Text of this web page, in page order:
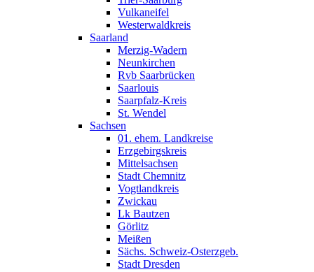
Vulkaneifel
Westerwaldkreis
Saarland
Merzig-Wadern
Neunkirchen
Rvb Saarbrücken
Saarlouis
Saarpfalz-Kreis
St. Wendel
Sachsen
01. ehem. Landkreise
Erzgebirgskreis
Mittelsachsen
Stadt Chemnitz
Vogtlandkreis
Zwickau
Lk Bautzen
Görlitz
Meißen
Sächs. Schweiz-Osterzgeb.
Stadt Dresden